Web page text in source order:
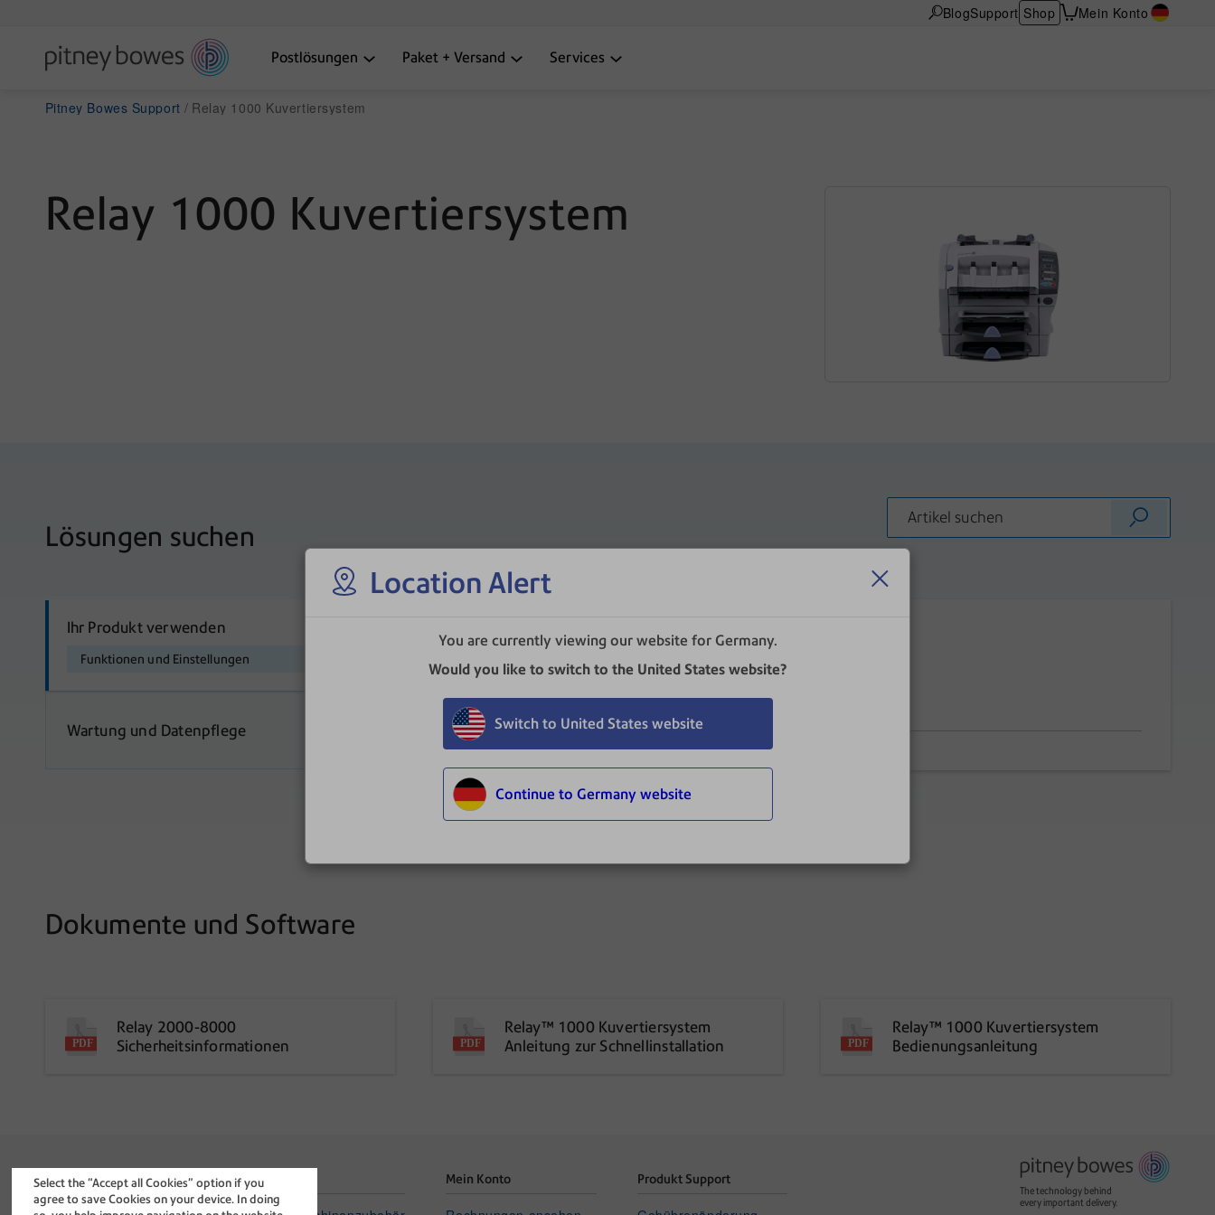
Select the “Accept all Cookies” option if you
agree to save Cookies on your device. In doing
Location Alert
You are currently viewing our website for Germany.
Would you like to switch to the United States website?
Switch to United States website
Continue to Germany website
BlogSupport Shop Mein Konto
Postlösungen Paket + Versand Services
Pitney Bowes Support Relay 1000 Kuvertiersystem
Relay 1000 Kuvertiersystem
Lösungen suchen
Ihr Produkt verwenden
Funktionen und Einstellungen
Wartung und Datenpflege
Funktionen und Einstellungen
Einschalten der Doppelblattkontrolle bei DI200 und Relay 1000
Erfahren Sie, wie Sie die Doppelblattkontrolle bei DI200 und Relay 1000 einschalten.
Dokumente und Software
Relay 2000-8000
Sicherheitsinformationen
Relay™ 1000 Kuvertiersystem
Anleitung zur Schnellinstallation
Relay™ 1000 Kuvertiersystem
Bedienungsanleitung
Über Pitney Bowes Shop Mein Konto Produkt Support
The technology behind
every important delivery.